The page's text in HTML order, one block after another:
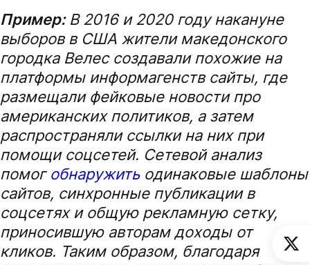
Пример:В 2016 и 2020 году накануне
выборов в США жители македонского
городка Велес создавали похожие на
платформы информагенств сайты, где
размещали фейковые новости про
американских политиков, а затем
распространяли ссылки на них при
помощи соцсетей. Сетевой анализ
помог обнаружитьодинаковые шаблоны
сайтов, синхронные публикации в
соцсетях и общую рекламную сетку,
приносившую авторам доходы от
кликов. Таким образом, благодаря